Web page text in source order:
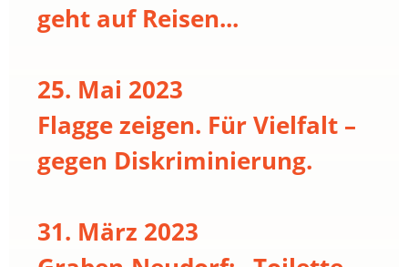
geht auf Reisen...
25. Mai 2023
Flagge zeigen. Für Vielfalt –
gegen Diskriminierung.
31. März 2023